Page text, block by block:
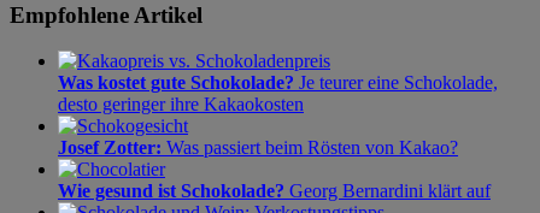
Empfohlene Artikel
Was kostet gute Schokolade? Je teurer eine Schokolade,
desto geringer ihre Kakaokosten
Josef Zotter: Was passiert beim Rösten von Kakao?
Wie gesund ist Schokolade? Georg Bernardini klärt auf